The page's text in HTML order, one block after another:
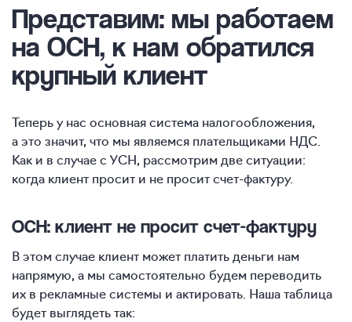
Представим: мы работаем
на ОСН, к нам обратился
крупный клиент
Теперь у нас основная система налогообложения,
а это значит, что мы являемся плательщиками НДС.
Как и в случае с УСН, рассмотрим две ситуации:
когда клиент просит и не просит счет-фактуру.
ОСН: клиент не просит счет-фактуру
В этом случае клиент может платить деньги нам
напрямую, а мы самостоятельно будем переводить
их в рекламные системы и актировать. Наша таблица
будет выглядеть так: